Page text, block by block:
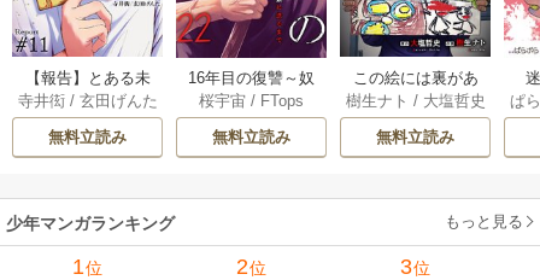
【報告】とある未
解決事件について 1
1巻
寺井衒/ 玄田げんた
無料立読み
16年目の復讐～奴
らを地獄に送るま
で 22巻
桜宇宙 / FTops
無料立読み
この絵には裏があ
る 6巻
樹生ナト / 大塩哲史
無料立読み
ぱ
少年マンガランキング もっと見る
1位 2位 3位